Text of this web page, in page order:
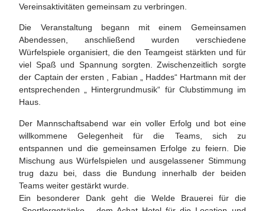
Vereinsaktivitäten gemeinsam zu verbringen.
Die Veranstaltung begann mit einem Gemeinsamen
Abendessen, anschließend wurden verschiedene
Würfelspiele organisiert, die den Teamgeist stärkten und für
viel Spaß und Spannung sorgten. Zwischenzeitlich sorgte
der Captain der ersten , Fabian „ Haddes“ Hartmann mit der
entsprechenden „ Hintergrundmusik“ für Clubstimmung im
Haus.
Der Mannschaftsabend war ein voller Erfolg und bot eine
willkommene Gelegenheit für die Teams, sich zu
entspannen und die gemeinsamen Erfolge zu feiern. Die
Mischung aus Würfelspielen und ausgelassener Stimmung
trug dazu bei, dass die Bundung innerhalb der beiden
Teams weiter gestärkt wurde.
Ein besonderer Dank geht die Welde Brauerei für die